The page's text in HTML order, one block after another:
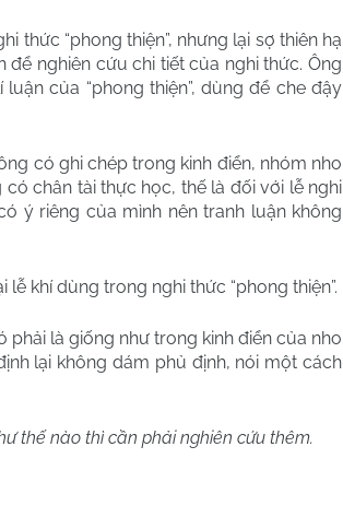
thức “phong thiện”, nhưng lại sợ thiên hạ
nghiên cứu chi tiết của nghi thức. Ông
của “phong thiện”, dùng để che đậy
có ghi chép trong kinh điển, nhóm nho
chân tài thực học, thế là đối với lễ nghi
ý riêng của mình nên tranh luận không
khí dùng trong nghi thức “phong thiện”.
phải là giống như trong kinh điển của nho
lại không dám phủ định, nói một cách
thế nào thì cần phải nghiên cứu thêm.